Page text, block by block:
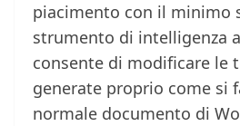
piacimento con il minimo
strumento di intelligenza
consente di modificare le
generate proprio come si
normale documento di